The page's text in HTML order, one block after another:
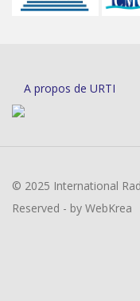
A propos de URTI
© 2025 International
Reserved - by WebKrea